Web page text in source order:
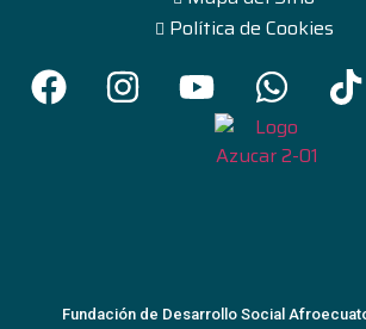
Política de Cookies
Fundación de Desarrollo Social